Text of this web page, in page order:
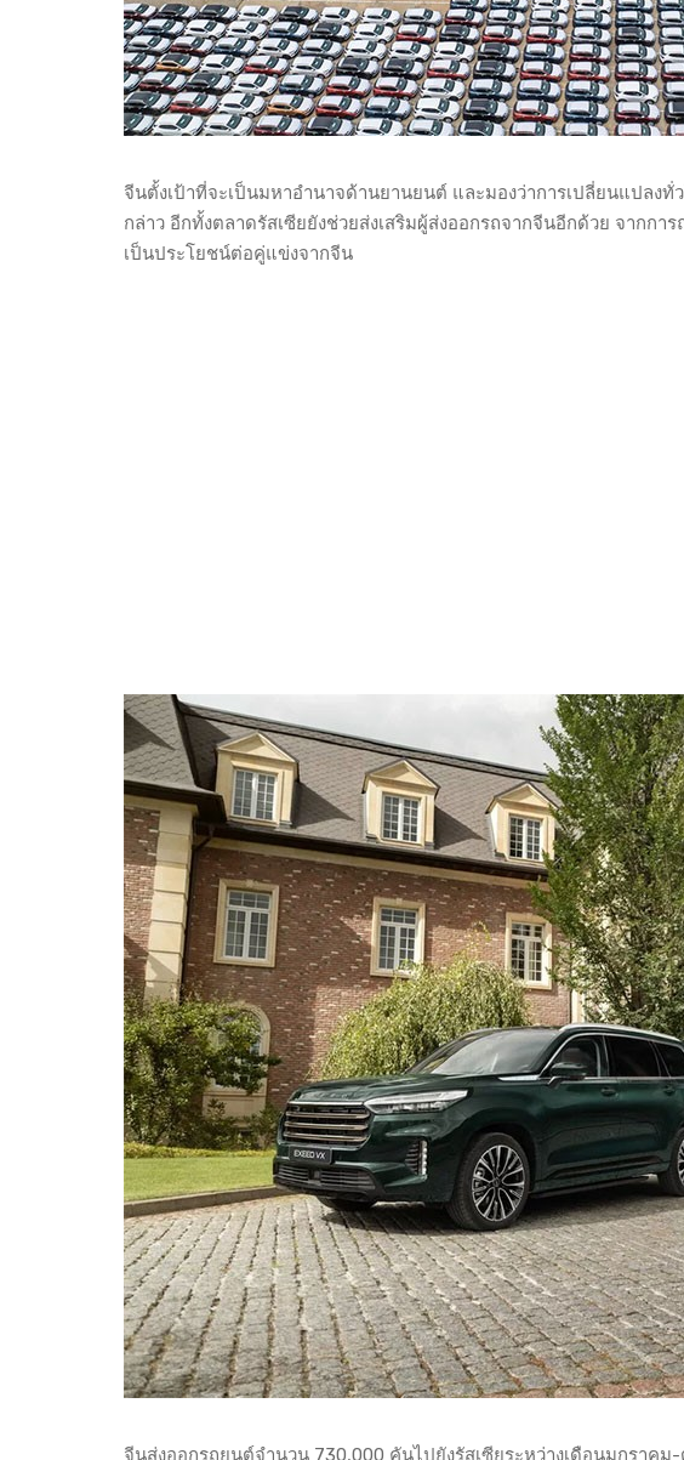
จีนตั้งเป้าที่จะเป็นมหาอำนาจด้านยานยนต์ และมองว่าการเปลี่ยนแปลง
กล่าว อีกทั้งตลาดรัสเซียยังช่วยส่งเสริมผู้ส่งออกรถจากจีนอีกด้วย จาก
เป็นประโยชน์ต่อคู่แข่งจากจีน
จีนส่งออกรถยนต์จำนวน 730,000 คันไปยังรัสเซียระหว่างเดือนมกราค